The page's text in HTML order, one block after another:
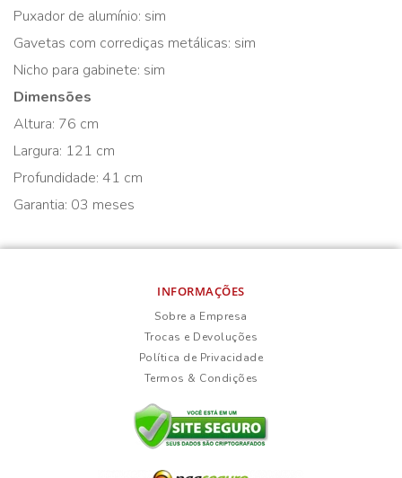
Puxador de alumínio: sim
Gavetas com corrediças metálicas: sim
Nicho para gabinete: sim
Dimensões
Altura: 76 cm
Largura: 121 cm
Profundidade: 41 cm
Garantia: 03 meses
INFORMAÇÕES
Sobre a Empresa
Trocas e Devoluções
Política de Privacidade
Termos & Condições